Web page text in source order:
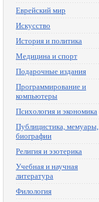
Еврейский мир
Искусство
История и политика
Медицина и спорт
Подарочные издания
Программирование и
компьютеры
Психология и экономика
Публицистика, мемуары,
биографии
Религия и эзотерика
Учебная и научная
литература
Филология